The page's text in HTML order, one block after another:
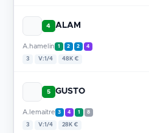
4 ALAM
A.hamelin 1 2 2 4
3 V:1/4 48K €
5 GUSTO
A.lemaitre 3 4 1 8
3 V:1/4 28K €